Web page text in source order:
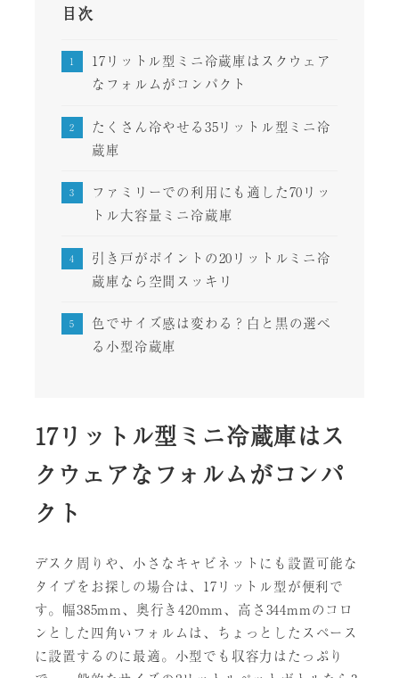
目次
17リットル型ミニ冷蔵庫はスクウェア
なフォルムがコンパクト
たくさん冷やせる35リットル型ミニ冷
蔵庫
ファミリーでの利用にも適した70リッ
トル大容量ミニ冷蔵庫
引き戸がポイントの20リットルミニ冷
蔵庫なら空間スッキリ
色でサイズ感は変わる？白と黒の選べ
る小型冷蔵庫
17リットル型ミニ冷蔵庫はス
クウェアなフォルムがコンパ
クト
デスク周りや、小さなキャビネットにも設置可能な
タイプをお探しの場合は、17リットル型が便利で
す。幅385mm、奥行き420mm、高さ344mmのコロ
ンとした四角いフォルムは、ちょっとしたスペース
に設置するのに最適。小型でも収容力はたっぷり